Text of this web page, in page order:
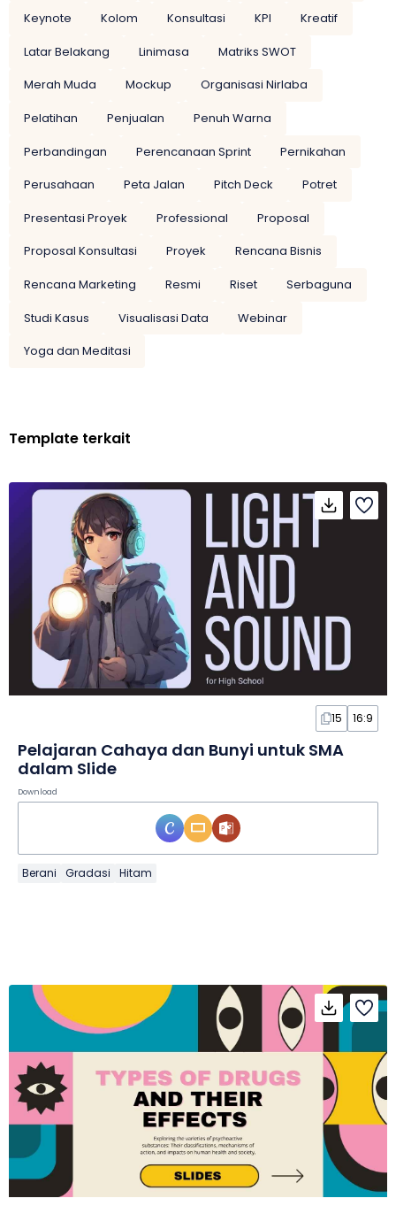
Keynote
Kolom Konsultasi KPI
Kreatif
Latar Belakang
Linimasa
Matriks SWOT
Merah Muda
Mockup
Organisasi Nirlaba
Pelatihan
Penjualan
Penuh Warna
Perbandingan
Perencanaan Sprint
Pernikahan
Perusahaan
Peta Jalan Pitch Deck
Potret
Presentasi Proyek
Professional
Proposal
Proposal Konsultasi
Proyek
Rencana Bisnis
Rencana Marketing
Resmi Riset
Serbaguna
Studi Kasus
Visualisasi Data
Webinar
Yoga dan Meditasi
Template terkait
15 16:9
Pelajaran Cahaya dan Bunyi untuk SMA
dalam Slide
Download
Berani Gradasi Hitam